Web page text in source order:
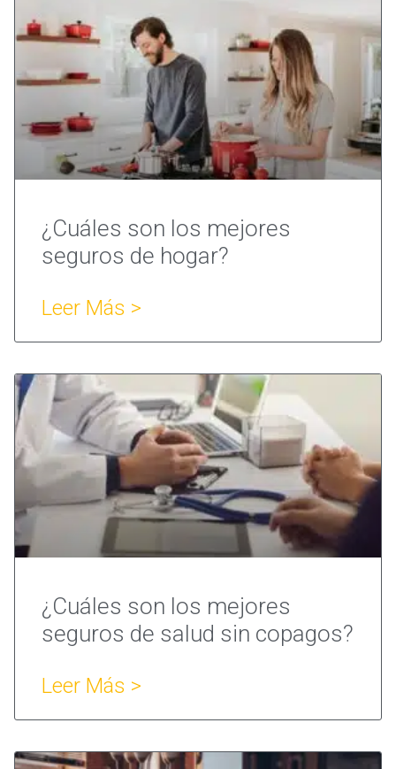
¿Cuáles son los mejores
seguros de hogar?
Leer Más >
¿Cuáles son los mejores
seguros de salud sin copagos?
Leer Más >